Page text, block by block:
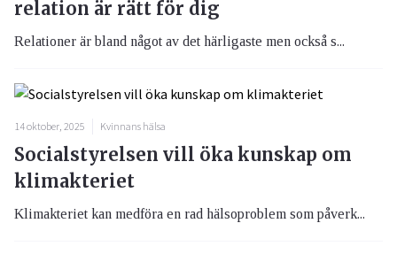
relation är rätt för dig
Relationer är bland något av det härligaste men också s...
14 oktober, 2025 Kvinnans hälsa
Socialstyrelsen vill öka kunskap om
klimakteriet
Klimakteriet kan medföra en rad hälsoproblem som påverk...